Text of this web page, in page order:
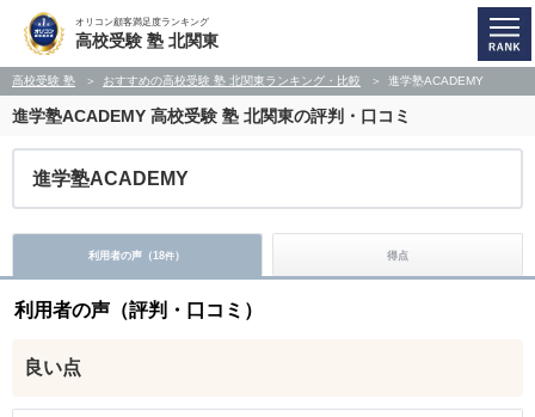
オリコン顧客満足度ランキング
高校受験 塾 北関東
高校受験 塾 おすすめの高校受験 塾 北関東ランキング・比較 進学塾ACADEMY
進学塾ACADEMY 高校受験 塾 北関東の評判・口コミ
進学塾ACADEMY
利用者の声（18件） 得点
利用者の声（評判・口コミ）
良い点